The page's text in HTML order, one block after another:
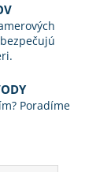
Poradíme